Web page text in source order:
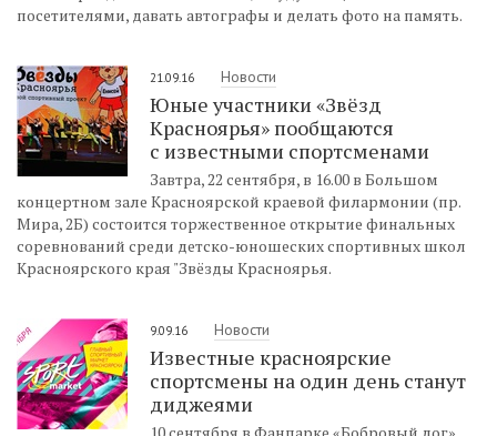
посетителями, давать автографы и делать фото на память.
21.09.16 Новости
Юные участники «Звёзд
Красноярья» пообщаются
с известными спортсменами
Завтра, 22 сентября, в 16.00 в Большом
концертном зале Красноярской краевой филармонии (пр.
Мира, 2Б) состоится торжественное открытие финальных
соревнований среди детско-юношеских спортивных школ
Красноярского края "Звёзды Красноярья.
9.09.16 Новости
Известные красноярские
спортсмены на один день станут
диджеями
10 сентября в Фанпарке «Бобровый лог»